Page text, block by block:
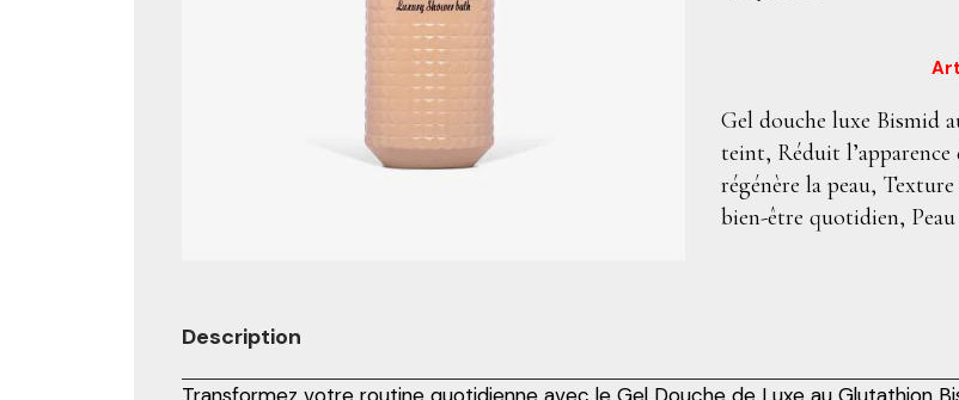
Gel douche luxe Bismid
teint, Réduit
régénère la peau,
bien-être quotidien,
Description